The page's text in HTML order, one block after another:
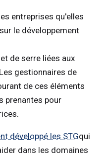
entreprises qu'elles
le développement
de serre liées aux
gestionnaires de
de ces éléments
prenantes pour
développé les STGqui
dans les domaines